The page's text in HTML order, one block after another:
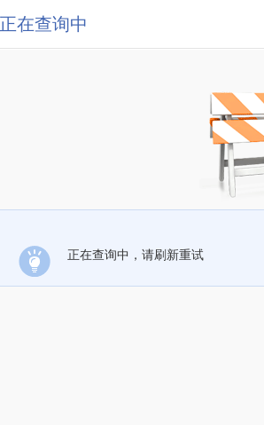
正在查询中
正在查询中，请刷新重试